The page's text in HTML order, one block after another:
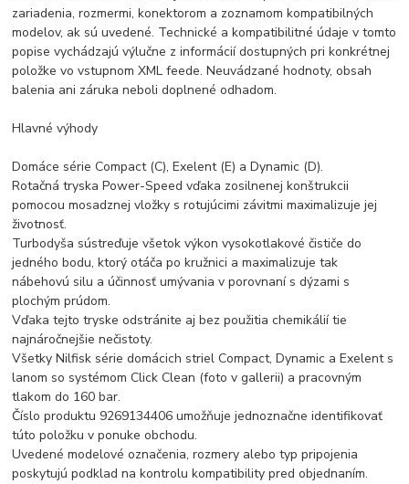
zariadenia, rozmermi, konektorom a zoznamom kompatibilných
modelov, ak sú uvedené. Technické a kompatibilitné údaje v tomto
popise vychádzajú výlučne z informácií dostupných pri konkrétnej
položke vo vstupnom XML feede. Neuvádzané hodnoty, obsah
balenia ani záruka neboli doplnené odhadom.
Hlavné výhody
Domáce série Compact (C), Exelent (E) a Dynamic (D).
Rotačná tryska Power-Speed vďaka zosilnenej konštrukcii
pomocou mosadznej vložky s rotujúcimi závitmi maximalizuje jej
životnosť.
Turbodyša sústreďuje všetok výkon vysokotlakové čističe do
jedného bodu, ktorý otáča po kružnici a maximalizuje tak
nábehovú silu a účinnosť umývania v porovnaní s dýzami s
plochým prúdom.
Vďaka tejto tryske odstránite aj bez použitia chemikálií tie
najnáročnejšie nečistoty.
Všetky Nilfisk série domácich striel Compact, Dynamic a Exelent s
lanom so systémom Click Clean (foto v gallerii) a pracovným
tlakom do 160 bar.
Číslo produktu 9269134406 umožňuje jednoznačne identifikovať
túto položku v ponuke obchodu.
Uvedené modelové označenia, rozmery alebo typ pripojenia
poskytujú podklad na kontrolu kompatibility pred objednaním.